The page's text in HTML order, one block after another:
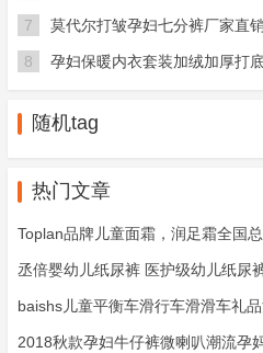
7 莫代尔打皱孕妇七分裤厂家直销
8 孕妇保暖内衣套装加绒加厚打底蕾
随机tag
热门文章
Toplan品牌儿童面霜，润足霜全国
丞倍婴幼儿纸尿裤 医护级幼儿纸尿
baishs儿童平衡车滑行车滑滑车礼
2018秋款孕妇牛仔裤微喇叭潮流孕